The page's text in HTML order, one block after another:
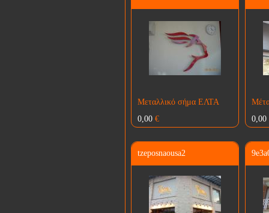
Μεταλλικό σήμα ΕΛΤΑ
0,00 €
0,00
tzeposnaousa2